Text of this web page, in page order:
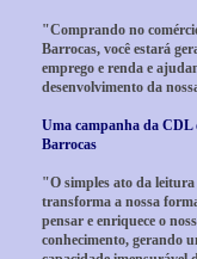
"Comprando no
Barrocas, você estará
emprego e renda e
desenvolvimento da
Uma campanha da CDL
Barrocas
"O simples ato da leitura
transforma a nossa
pensar e enriquece o
conhecimento, gerando